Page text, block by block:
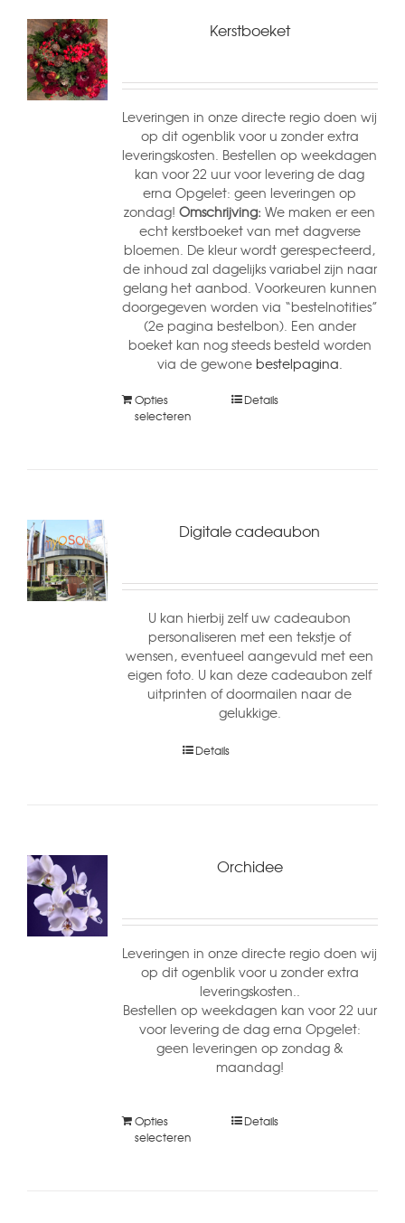
Kerstboeket
Leveringen in onze directe regio doen wij
op dit ogenblik voor u zonder extra
leveringskosten. Bestellen op weekdagen
kan voor 22 uur voor levering de dag
erna Opgelet: geen leveringen op
zondag!Omschrijving: We maken er een
echt kerstboeket van met dagverse
bloemen. De kleur wordt gerespecteerd,
de inhoud zal dagelijks variabel zijn naar
gelang het aanbod. Voorkeuren kunnen
doorgegeven worden via “bestelnotities”
(2e pagina bestelbon). Een ander
boeket kan nog steeds besteld worden
via de gewone bestelpagina.
Opties
selecteren
Details
Digitale cadeaubon
U kan hierbij zelf uw cadeaubon
personaliseren met een tekstje of
wensen, eventueel aangevuld met een
eigen foto. U kan deze cadeaubon zelf
uitprinten of doormailen naar de
gelukkige.
Details
Orchidee
Leveringen in onze directe regio doen wij
op dit ogenblik voor u zonder extra
leveringskosten..
Bestellen op weekdagen kan voor 22 uur
voor levering de dag erna Opgelet:
geen leveringen op zondag &
maandag!
Opties
selecteren
Details